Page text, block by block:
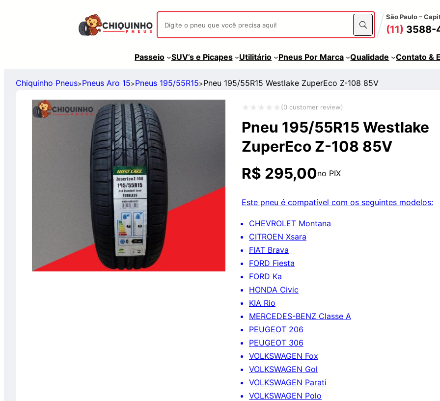
São Paulo –
(11) 3588-
Passeio SUV’s e Picapes Utilitário Pneus Por Marca Qualidade Contato &
Chiquinho Pneus>Pneus Aro 15>Pneus 195/55R15>Pneu 195/55R15 Westlake ZuperEco Z-108 85V
Avaliação
0
de
(0 customer review)
Pneu 195/55R15 Westlake
ZuperEco Z-108 85V
R$ 295,00no PIX
Este pneu é compatível com os seguintes modelos:
CHEVROLET Montana
CITROEN Xsara
FIAT Brava
FORD Fiesta
FORD Ka
HONDA Civic
KIA Rio
MERCEDES-BENZ Classe A
PEUGEOT 206
PEUGEOT 306
VOLKSWAGEN Fox
VOLKSWAGEN Gol
VOLKSWAGEN Parati
VOLKSWAGEN Polo